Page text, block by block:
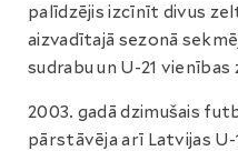
palīdzējis izcīnīt divus
aizvadītajā sezonā
sudrabu un U-21
2003. gadā dzimušais
pārstāvēja arī Latvijas U-